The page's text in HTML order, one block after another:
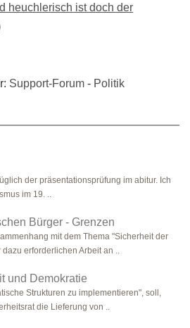
heuchlerisch ist doch der
Support-Forum - Politik
der präsentationsprüfung im abitur. Ich
im 19. ..
Bürger - Grenzen
mit dem Thema "Sicherheit der
erforderlichen Arbeit an ..
und Demokratie
Strukturen zu implementieren", soll,
die Lieferung von ..